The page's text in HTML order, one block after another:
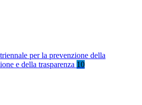
per la prevenzione della
e della trasparenza 10